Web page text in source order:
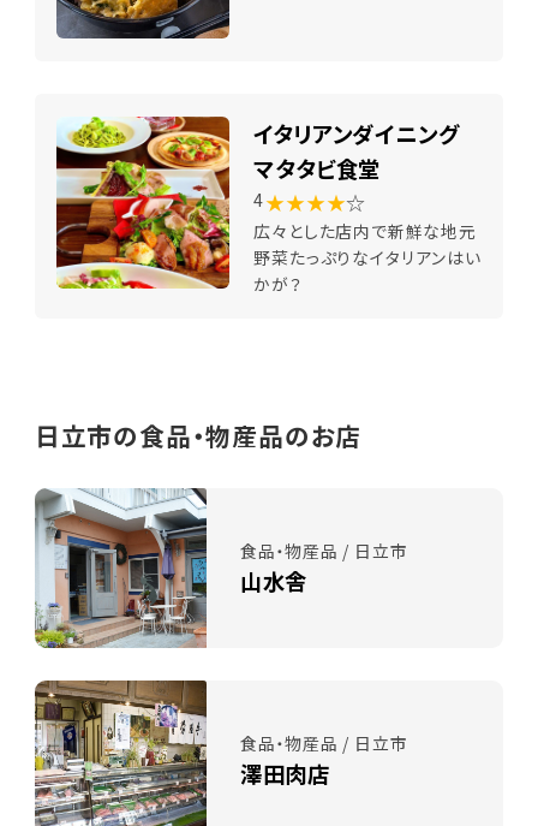
イタリアンダイニング
マタタビ食堂
4★★★★☆
広々とした店内で新鮮な地元
野菜たっぷりなイタリアンはい
かが？
日立市の食品・物産品のお店
食品・物産品 / 日立市
山水舎
食品・物産品 / 日立市
澤田肉店